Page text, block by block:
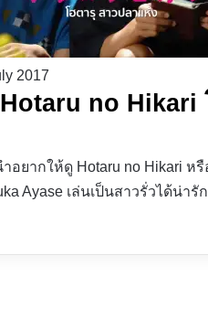
2017
no Hikari
ยากให้ดู Hotaru no Hikari หรื
Ayase เล่นเป็นสาวรั่วได้น่ารั